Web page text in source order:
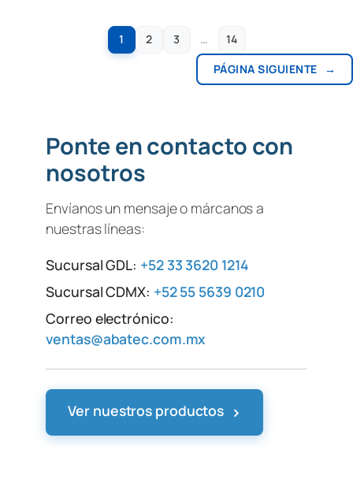
1 2 3 …
14
PÁGINA SIGUIENTE
→
Ponte en contacto con
nosotros
Envíanos un mensaje o márcanos a
nuestras líneas:
Sucursal GDL: +52 33 3620 1214
Sucursal CDMX: +52 55 5639 0210
Correo electrónico:
ventas@abatec.com.mx
Ver nuestros productos ›